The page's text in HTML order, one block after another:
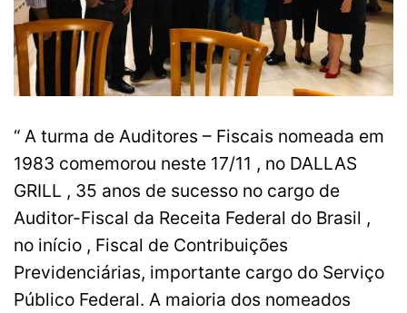
“ A turma de Auditores – Fiscais nomeada em
1983 comemorou neste 17/11 , no DALLAS
GRILL , 35 anos de sucesso no cargo de
Auditor-Fiscal da Receita Federal do Brasil ,
no início , Fiscal de Contribuições
Previdenciárias, importante cargo do Serviço
Público Federal. A maioria dos nomeados